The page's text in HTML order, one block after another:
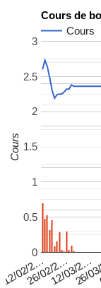
Cours de
Cours
12/02/2…26/02/2…12/03/2…
26/
0
0.5
1
1.5
2
2.5
3
Cours